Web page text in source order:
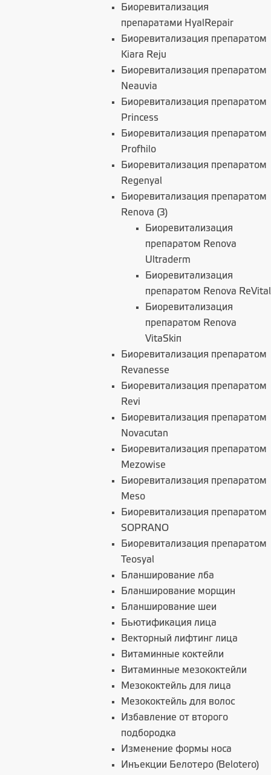
Биоревитализация
препаратами HyalRepair
Биоревитализация препаратом
Kiara Reju
Биоревитализация препаратом
Neauvia
Биоревитализация препаратом
Princess
Биоревитализация препаратом
Profhilo
Биоревитализация препаратом
Regenyal
Биоревитализация препаратом
Renova (3)
Биоревитализация
препаратом Renova
Ultraderm
Биоревитализация
препаратом Renova ReVital
Биоревитализация
препаратом Renova
VitaSkiп
Биоревитализация препаратом
Revanesse
Биоревитализация препаратом
Revi
Биоревитализация препаратом
Novacutan
Биоревитализация препаратом
Mezowise
Биоревитализация препаратом
Meso
Биоревитализация препаратом
SOPRANO
Биоревитализация препаратом
Teosyal
Бланширование лба
Бланширование морщин
Бланширование шеи
Бьютификация лица
Векторный лифтинг лица
Витаминные коктейли
Витаминные мезококтейли
Мезококтейль для лица
Мезококтейль для волос
Избавление от второго
подбородка
Изменение формы носа
Инъекции Белотеро (Belotero)